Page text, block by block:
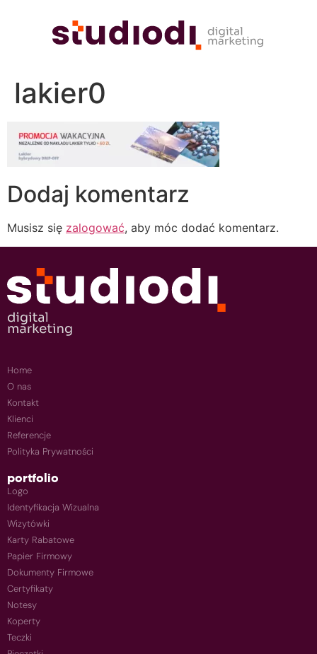
lakier0
Dodaj komentarz
Musisz się zalogować, aby móc dodać komentarz.
Home
O nas
Kontakt
Klienci
Referencje
Polityka Prywatności
portfolio
Logo
Identyfikacja Wizualna
Wizytówki
Karty Rabatowe
Papier Firmowy
Dokumenty Firmowe
Certyfikaty
Notesy
Koperty
Teczki